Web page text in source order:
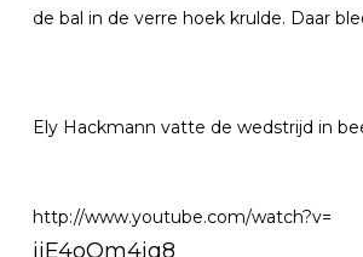
de bal in de verre hoek krulde. Daar
Ely Hackmann vatte de wedstrijd in
http://www.youtube.com/watch?v=
jjE4oOm4iq8